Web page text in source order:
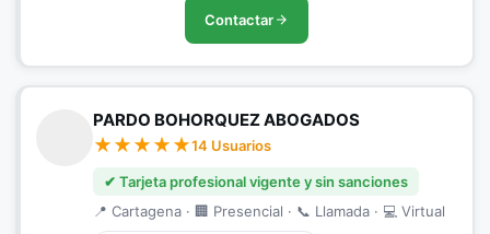
Contactar
PARDO BOHORQUEZ ABOGADOS
14 Usuarios
✔ Tarjeta profesional vigente y sin sanciones
📍 Cartagena · 🏢 Presencial · 📞 Llamada · 💻 Virtual